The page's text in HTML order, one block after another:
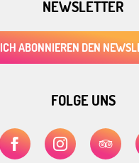
NEWSLETTER
ICH ABONNIEREN DEN
FOLGE UNS